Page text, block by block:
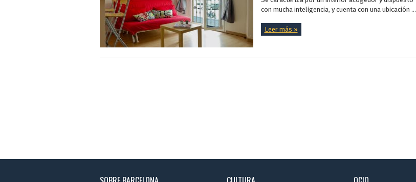
con mucha inteligencia, y cuenta con una ubicación ...
Leer más »